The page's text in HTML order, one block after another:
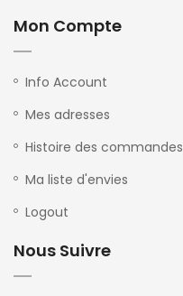
Mon Compte
Info Account
Mes adresses
Histoire des commandes
Ma liste d'envies
Logout
Nous Suivre